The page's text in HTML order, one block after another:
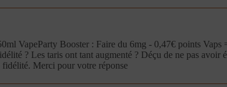
VapeParty Booster : Faire du 6mg - 0,47€ points Vaps
? Les taris ont tant augmenté ? Déçu de ne pas avoir
fidélité. Merci pour votre réponse